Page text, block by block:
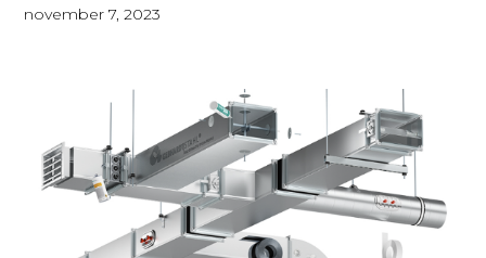
november 7, 2023